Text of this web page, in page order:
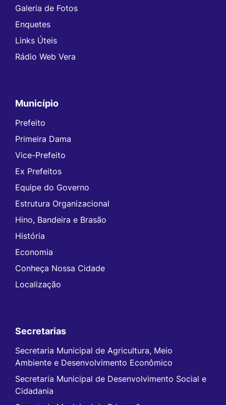
Galeria de Fotos
Enquetes
Links Úteis
Rádio Web Vera
Município
Prefeito
Primeira Dama
Vice-Prefeito
Ex Prefeitos
Equipe do Governo
Estrutura Organizacional
Hino, Bandeira e Brasão
História
Economia
Conheça Nossa Cidade
Localização
Secretarias
Secretaria Municipal de Agricultura, Meio
Ambiente e Desenvolvimento Econômico
Secretaria Municipal de Desenvolvimento Social e
Cidadania